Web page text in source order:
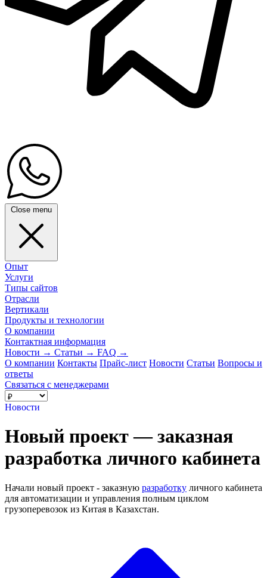
Close menu
Опыт
Услуги
Типы сайтов
Отрасли
Вертикали
Продукты и технологии
О компании
Контактная информация
Новости → Статьи → FAQ →
О компании Контакты Прайс-лист Новости Статьи Вопросы и
ответы
Связаться с менеджерами
Новости
Новый проект — заказная
разработка личного кабинета
Начали новый проект - заказную разработку личного кабинета
для автоматизации и управления полным циклом
грузоперевозок из Китая в Казахстан.